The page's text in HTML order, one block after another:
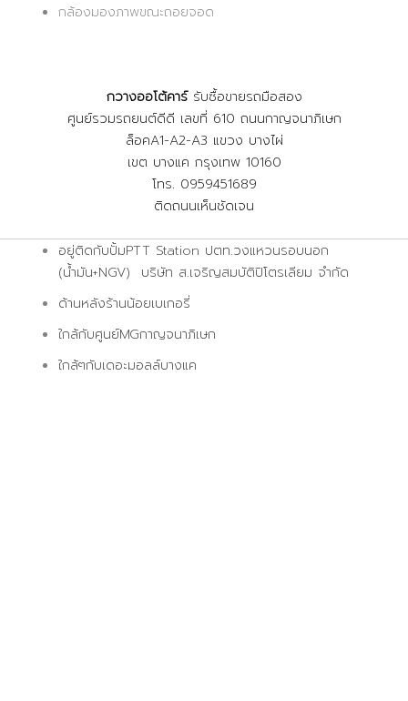
กล้องมองภาพขณะถอยจอด
กวางออโต้คาร์รับซื้อขายรถมือสอง
ศูนย์รวมรถยนต์ดีดี เลขที่ 610 ถนนกาญจนาภิเษก
ล็อคA1-A2-A3 แขวง บางไผ่
เขต บางแค กรุงเทพ 10160
โทร. 0959451689
ติดถนนเห็นชัดเจน
อยู่ติดกับปั้มPTT Station ปตท.วงแหวนรอบนอก
(น้ำมัน+NGV) บริษัท ส.เจริญสมบัติปิโตรเลียม จำกัด
ด้านหลังร้านน้อยเบเกอรี่
ใกล้กับศูนย์MGกาญจนาภิเษก
ใกล้ๆกับเดอะมอลล์บางแค